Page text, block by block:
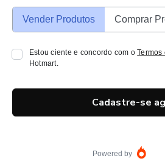
Vender Produtos Comprar
Estou ciente e concordo com oTermos
Hotmart.
Cadastre-se
Powered by